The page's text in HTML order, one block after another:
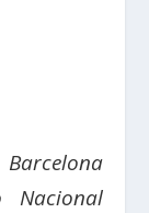
Nacional